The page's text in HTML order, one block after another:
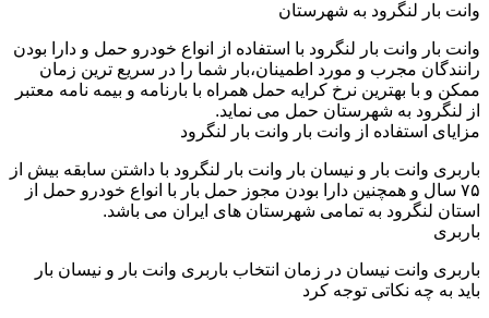
وانت بار لنگرود به شهرستان
وانت بار وانت بار لنگرود با استفاده از انواع خودرو حمل و دارا بودن
رانندگان مجرب و مورد اطمینان،بار شما را در سریع ترین زمان
ممکن و با بهترین نرخ کرایه حمل همراه با بارنامه و بیمه نامه معتبر
از لنگرود به شهرستان حمل می نماید.
مزایای استفاده از وانت بار وانت بار لنگرود
باربری وانت بار و نیسان بار وانت بار لنگرود با داشتن سابقه بیش از
۷۵ سال و همچنین دارا بودن مجوز حمل بار با انواع خودرو حمل از
استان لنگرود به تمامی شهرستان های ایران می باشد.
باربری
باربری وانت نیسان در زمان انتخاب باربری وانت بار و نیسان بار
باید به چه نکاتی توجه کرد